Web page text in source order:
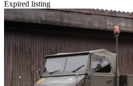
Expired listing